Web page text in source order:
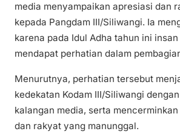
media menyampaikan apresiasi dan
kepada Pangdam III/Siliwangi. Ia
karena pada Idul Adha tahun ini
mendapat perhatian dalam
Menurutnya, perhatian tersebut
kedekatan Kodam III/Siliwangi
kalangan media, serta
dan rakyat yang manunggal.